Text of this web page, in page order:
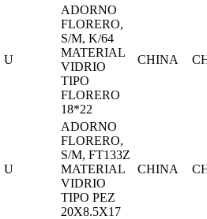
U
ADORNO
FLORERO,
S/M, K/64
MATERIAL
VIDRIO
TIPO
FLORERO
18*22
CHINA
U
ADORNO
FLORERO,
S/M, FT133Z
MATERIAL
VIDRIO
TIPO PEZ
20X8.5X17
CHINA